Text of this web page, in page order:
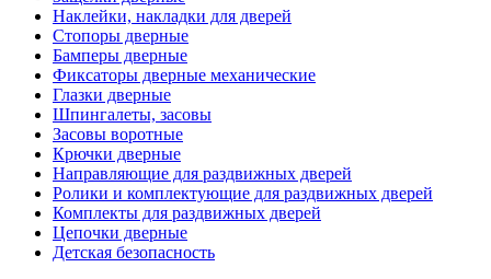
Наклейки, накладки для дверей
Стопоры дверные
Бамперы дверные
Фиксаторы дверные механические
Глазки дверные
Шпингалеты, засовы
Засовы воротные
Крючки дверные
Направляющие для раздвижных дверей
Ролики и комплектующие для раздвижных дверей
Комплекты для раздвижных дверей
Цепочки дверные
Детская безопасность